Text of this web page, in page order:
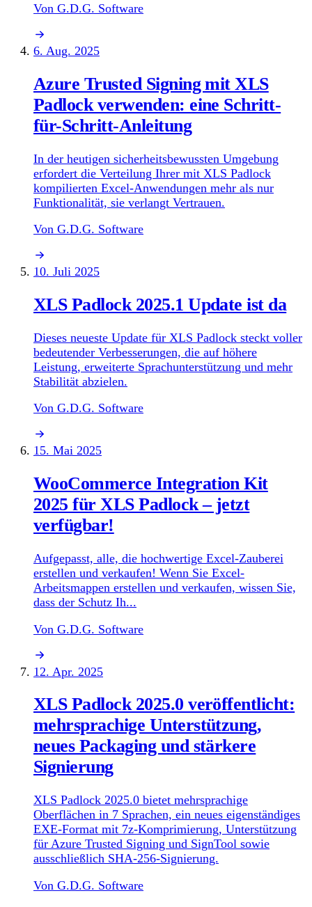
Von G.D.G. Software
6. Aug. 2025
Azure Trusted Signing mit XLS
Padlock verwenden: eine Schritt-
für-Schritt-Anleitung
In der heutigen sicherheitsbewussten Umgebung
erfordert die Verteilung Ihrer mit XLS Padlock
kompilierten Excel-Anwendungen mehr als nur
Funktionalität, sie verlangt Vertrauen.
Von G.D.G. Software
10. Juli 2025
XLS Padlock 2025.1 Update ist da
Dieses neueste Update für XLS Padlock steckt voller
bedeutender Verbesserungen, die auf höhere
Leistung, erweiterte Sprachunterstützung und mehr
Stabilität abzielen.
Von G.D.G. Software
15. Mai 2025
WooCommerce Integration Kit
2025 für XLS Padlock – jetzt
verfügbar!
Aufgepasst, alle, die hochwertige Excel-Zauberei
erstellen und verkaufen! Wenn Sie Excel-
Arbeitsmappen erstellen und verkaufen, wissen Sie,
dass der Schutz Ih...
Von G.D.G. Software
12. Apr. 2025
XLS Padlock 2025.0 veröffentlicht:
mehrsprachige Unterstützung,
neues Packaging und stärkere
Signierung
XLS Padlock 2025.0 bietet mehrsprachige
Oberflächen in 7 Sprachen, ein neues eigenständiges
EXE-Format mit 7z-Komprimierung, Unterstützung
für Azure Trusted Signing und SignTool sowie
ausschließlich SHA-256-Signierung.
Von G.D.G. Software